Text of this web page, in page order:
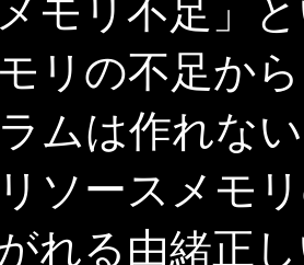
モリ不足」
リの不足か
ムは作れな
ソースメモ
れる由緒正